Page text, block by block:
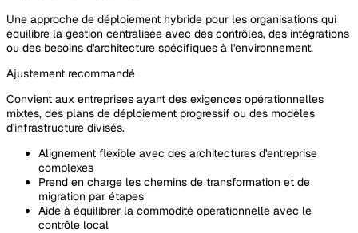
Une approche de déploiement hybride pour les organisations qui
équilibre la gestion centralisée avec des contrôles, des intégrations
ou des besoins d'architecture spécifiques à l'environnement.
Ajustement recommandé
Convient aux entreprises ayant des exigences opérationnelles
mixtes, des plans de déploiement progressif ou des modèles
d'infrastructure divisés.
Alignement flexible avec des architectures d'entreprise
complexes
Prend en charge les chemins de transformation et de
migration par étapes
Aide à équilibrer la commodité opérationnelle avec le
contrôle local